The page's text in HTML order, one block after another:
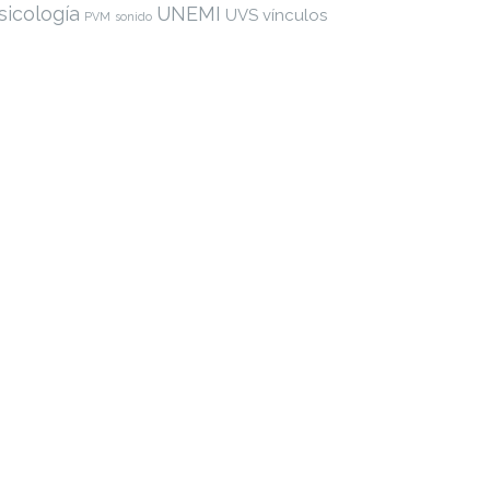
PVM sonido UNEMI UVS vínculos